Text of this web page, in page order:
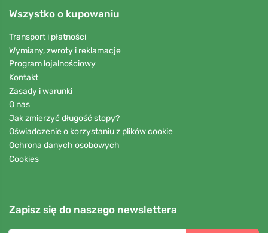
Wszystko o kupowaniu
Transport i płatności
Wymiany, zwroty i reklamacje
Program lojalnościowy
Kontakt
Zasady i warunki
O nas
Jak zmierzyć długość stopy?
Oświadczenie o korzystaniu z plików cookie
Ochrona danych osobowych
Cookies
Zapisz się do naszego newslettera